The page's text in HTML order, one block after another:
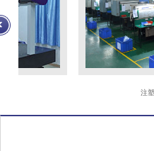
注塑车间